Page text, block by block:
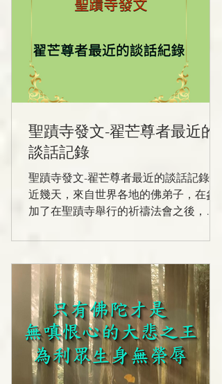
力士都沒有提起中等的杵，最大的金剛
聖蹟寺發文-翟芒尊者最近的
談話記錄
聖蹟寺發文-翟芒尊者最近的談話記錄最
近幾天，來自世界各地的佛弟子，在參
加了在聖蹟寺舉行的祈禱法會之後，已
求，翟芒尊者和大家見面座談了幾次，
就大家關心的一些問題作了回答。下面
即是根據翟芒尊者和一些上師們的幾次
談話記錄所整理匯總，翟芒尊者審閱後
同意我